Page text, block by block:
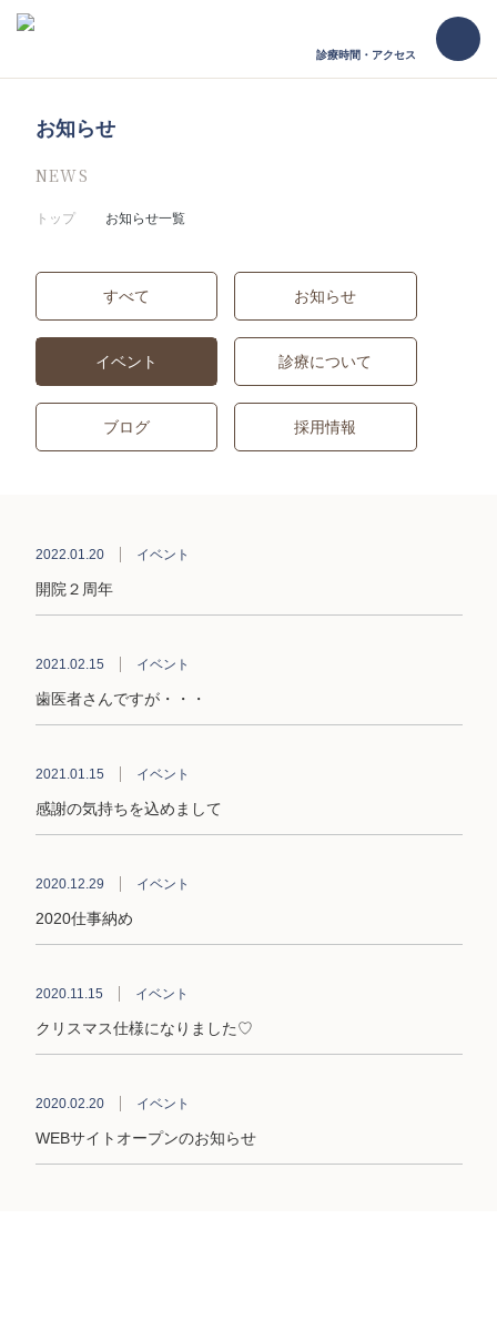
診療時間・アクセス
お知らせ
NEWS
トップ お知らせ一覧
すべて お知らせ
イベント 診療について
ブログ 採用情報
2022.01.20 イベント
開院２周年
2021.02.15 イベント
歯医者さんですが・・・
2021.01.15 イベント
感謝の気持ちを込めまして
2020.12.29 イベント
2020仕事納め
2020.11.15 イベント
クリスマス仕様になりました♡
2020.02.20 イベント
WEBサイトオープンのお知らせ